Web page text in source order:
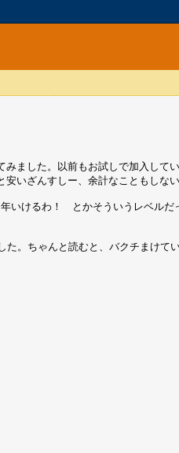
ました。以前もお試しで加入して
いざんすしー、余計なこともしな
いけるわ！ とかそういうレベルだ
。ちゃんと読むと、バクチまけて